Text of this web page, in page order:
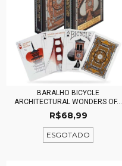
BARALHO BICYCLE
ARCHITECTURAL WONDERS OF...
R$68,99
ESGOTADO